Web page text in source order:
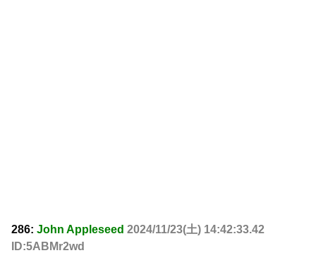
286: John Appleseed 2024/11/23(土) 14:42:33.42
ID:5ABMr2wd